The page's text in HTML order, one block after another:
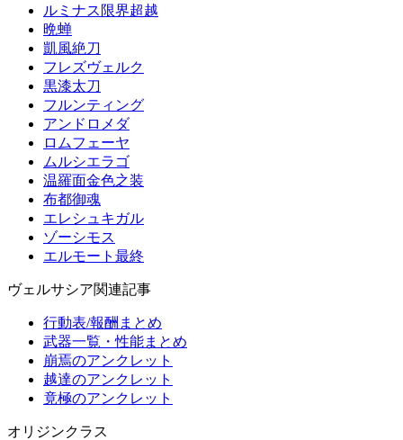
ルミナス限界超越
晩蝉
凱風絶刀
フレズヴェルク
黒漆太刀
フルンティング
アンドロメダ
ロムフェーヤ
ムルシエラゴ
温羅面金色之装
布都御魂
エレシュキガル
ゾーシモス
エルモート最終
ヴェルサシア関連記事
行動表/報酬まとめ
武器一覧・性能まとめ
崩焉のアンクレット
越達のアンクレット
竟極のアンクレット
オリジンクラス